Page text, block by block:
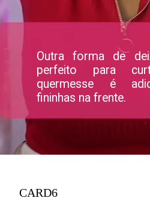
Outra forma de
perfeito para
quermesse é
fininhas na frente.
CARD6